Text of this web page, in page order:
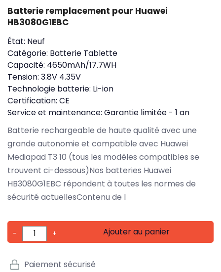
Batterie remplacement pour Huawei
HB3080G1EBC
État: Neuf
Catégorie: Batterie Tablette
Capacité: 4650mAh/17.7WH
Tension: 3.8V 4.35V
Technologie batterie: Li-ion
Certification: CE
Service et maintenance: Garantie limitée - 1 an
Batterie rechargeable de haute qualité avec une
grande autonomie et compatible avec Huawei
Mediapad T3 10 (tous les modèles compatibles se
trouvent ci-dessous)Nos batteries Huawei
HB3080G1EBC répondent à toutes les normes de
sécurité actuellesContenu de l
- + Ajouter au panier
Paiement sécurisé